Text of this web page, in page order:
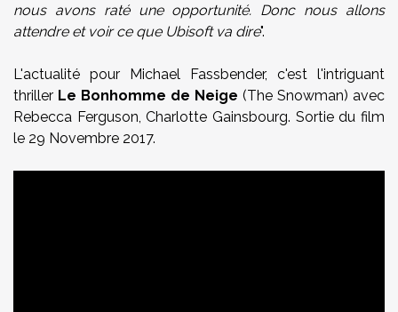
nous avons raté une opportunité. Donc nous allons
attendre et voir ce que Ubisoft va dire".
L'actualité pour Michael Fassbender, c'est l'intriguant
thriller Le Bonhomme de Neige (The Snowman) avec
Rebecca Ferguson, Charlotte Gainsbourg. Sortie du film
le 29 Novembre 2017.